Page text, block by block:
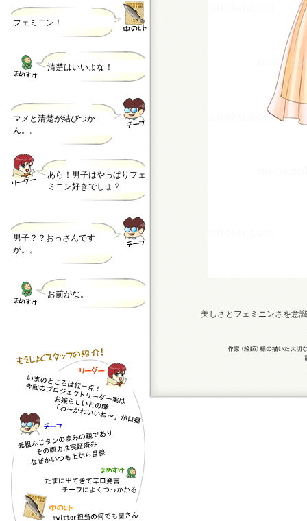
フェミニン！
清楚はいいよな！
マメと清楚が結びつか
ん。。
あら！男子はやっぱりフェ
ミニン好きでしょ？
男子？？おっさんです
が。。
お前がな。
美しさとフェミニンさを意